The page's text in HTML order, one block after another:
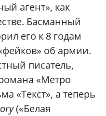
агент», как
Басманный
его к 8 годам
об армии.
писатель,
«Метро
«Текст», а теперь
(«Белая